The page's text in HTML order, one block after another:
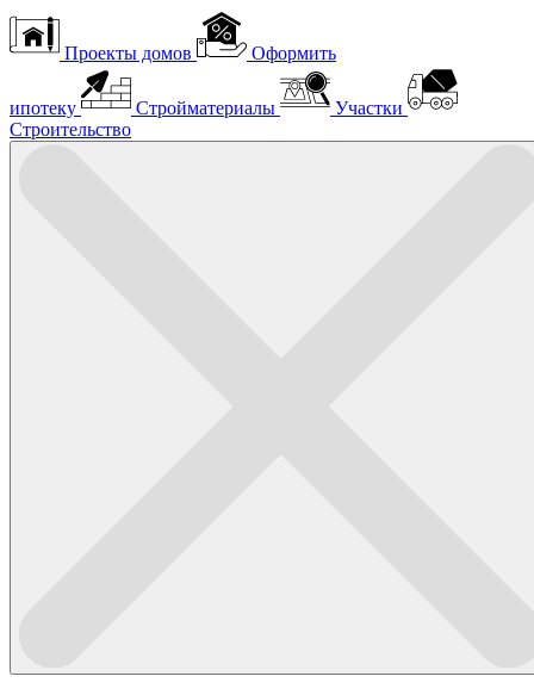
Проекты домов Оформить
ипотеку Стройматериалы
Участки
Строительство